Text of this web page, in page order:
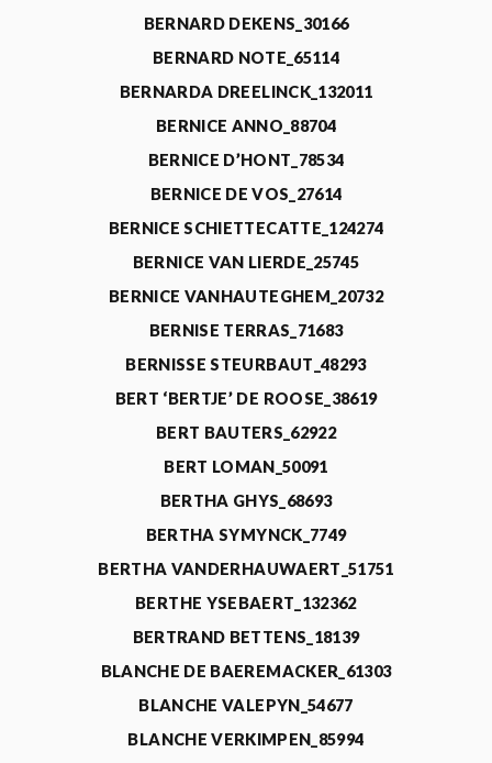
BERNARD DEKENS_30166
BERNARD NOTE_65114
BERNARDA DREELINCK_132011
BERNICE ANNO_88704
BERNICE D’HONT_78534
BERNICE DE VOS_27614
BERNICE SCHIETTECATTE_124274
BERNICE VAN LIERDE_25745
BERNICE VANHAUTEGHEM_20732
BERNISE TERRAS_71683
BERNISSE STEURBAUT_48293
BERT ‘BERTJE’ DE ROOSE_38619
BERT BAUTERS_62922
BERT LOMAN_50091
BERTHA GHYS_68693
BERTHA SYMYNCK_7749
BERTHA VANDERHAUWAERT_51751
BERTHE YSEBAERT_132362
BERTRAND BETTENS_18139
BLANCHE DE BAEREMACKER_61303
BLANCHE VALEPYN_54677
BLANCHE VERKIMPEN_85994